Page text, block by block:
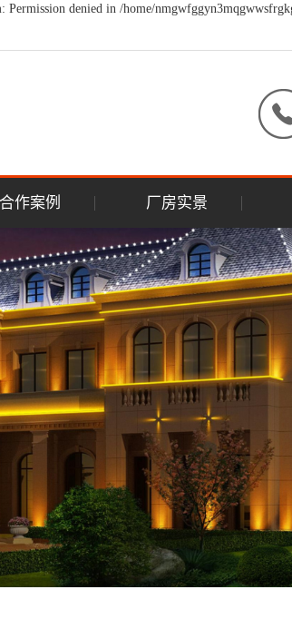
denied in /home/
合作案例 厂房实景